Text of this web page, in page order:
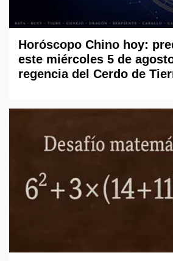
Horóscopo Chino hoy:
este miércoles 5 de
regencia del Cerdo de